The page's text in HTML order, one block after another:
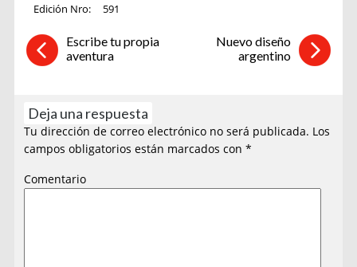
Edición Nro:
591
Escribe tu propia
aventura
Nuevo diseño
argentino
Deja una respuesta
Tu dirección de correo electrónico no será publicada. Los
campos obligatorios están marcados con*
Comentario